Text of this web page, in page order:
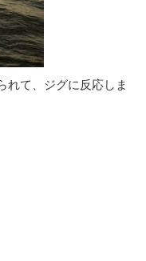
れて、ジグに反応しま